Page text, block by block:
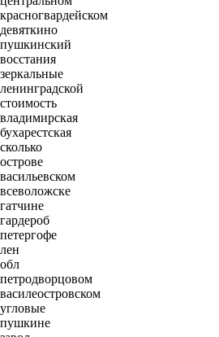
красногвардейском
девяткино
пушкинский
восстания
зеркальные
ленинградской
стоимость
владимирская
бухарестская
сколько
острове
васильевском
всеволожске
гатчине
гардероб
петергофе
лен
обл
петродворцовом
василеостровском
угловые
пушкине